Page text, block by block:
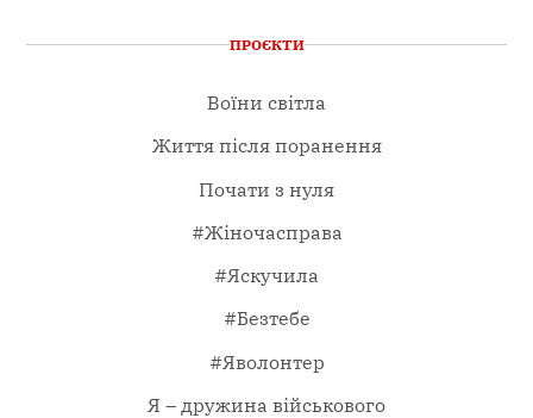
ПРОЄКТИ
Воїни світла
Життя після поранення
Почати з нуля
#Жіночасправа
#Яскучила
#Безтебе
#Яволонтер
Я – дружина військового